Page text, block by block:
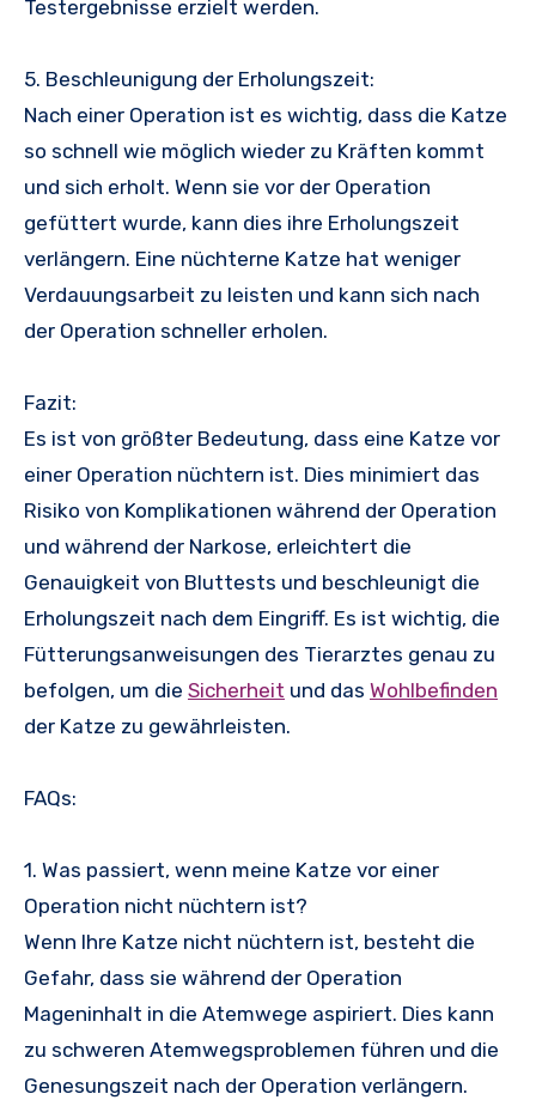
Testergebnisse erzielt werden.
5. Beschleunigung der Erholungszeit:
Nach einer Operation ist es wichtig, dass die Katze
so schnell wie möglich wieder zu Kräften kommt
und sich erholt. Wenn sie vor der Operation
gefüttert wurde, kann dies ihre Erholungszeit
verlängern. Eine nüchterne Katze hat weniger
Verdauungsarbeit zu leisten und kann sich nach
der Operation schneller erholen.
Fazit:
Es ist von größter Bedeutung, dass eine Katze vor
einer Operation nüchtern ist. Dies minimiert das
Risiko von Komplikationen während der Operation
und während der Narkose, erleichtert die
Genauigkeit von Bluttests und beschleunigt die
Erholungszeit nach dem Eingriff. Es ist wichtig, die
Fütterungsanweisungen des Tierarztes genau zu
befolgen, um die Sicherheit und das Wohlbefinden
der Katze zu gewährleisten.
FAQs:
1. Was passiert, wenn meine Katze vor einer
Operation nicht nüchtern ist?
Wenn Ihre Katze nicht nüchtern ist, besteht die
Gefahr, dass sie während der Operation
Mageninhalt in die Atemwege aspiriert. Dies kann
zu schweren Atemwegsproblemen führen und die
Genesungszeit nach der Operation verlängern.